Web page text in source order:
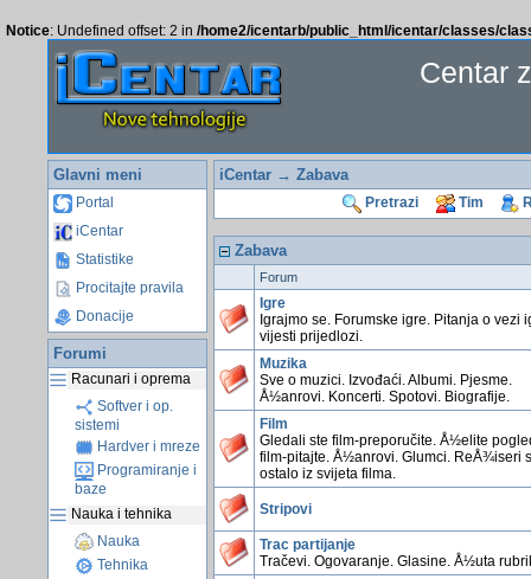
Notice: Undefined offset: 2 in /home2/icentarb/public_html/icentar/classes/
Centar
Glavni meni
Portal
iCentar
Statistike
Procitajte pravila
Donacije
Forumi
Racunari i oprema
Softver i op.
sistemi
Hardver i mreze
Programiranje i
baze
Nauka i tehnika
Nauka
Tehnika
iCentar→ Zabava
Pretrazi Tim
Zabava
Forum
Igre
Igrajmo se. Forumske igre. Pitanja o vezi
vijesti prijedlozi.
Muzika
Sve o muzici. Izvođaći. Albumi. Pjesme.
Å½anrovi. Koncerti. Spotovi. Biografije.
Film
Gledali ste film-preporučite. Å½elite
film-pitajte. Å½anrovi. Glumci. ReÅ¾iseri
ostalo iz svijeta filma.
Stripovi
Trac partijanje
Tračevi. Ogovaranje. Glasine. Å½uta